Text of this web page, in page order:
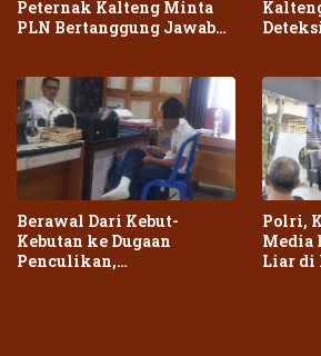
Peternak Kalteng Minta
PLN Bertanggung Jawab
Berawal Dari Kebut-
Kebutan ke Dugaan
Penculikan,
Polri,
Media
Liar di